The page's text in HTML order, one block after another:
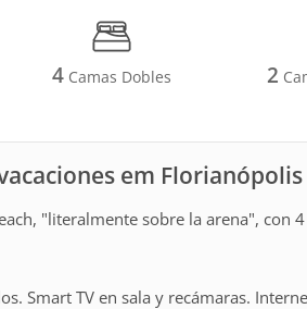
4Camas Dobles 2
em Florianópolis
"literalmente sobre la arena", con
Smart TV en sala y recámaras.